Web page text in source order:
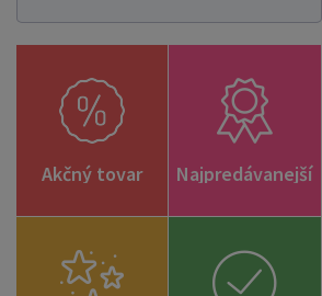
Akčný tovar Najpredávanejší